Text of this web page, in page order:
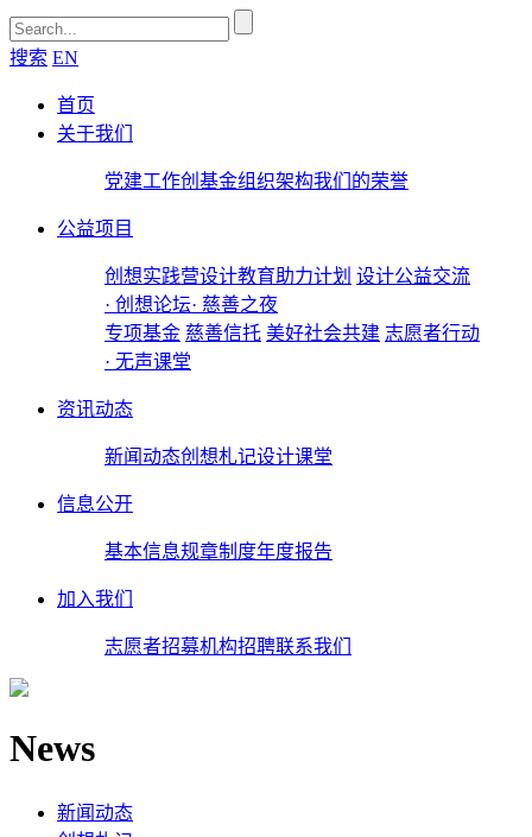
搜索 EN
首页
关于我们
党建工作创基金组织架构我们的荣誉
公益项目
创想实践营设计教育助力计划 设计公益交流
· 创想论坛· 慈善之夜
专项基金 慈善信托 美好社会共建 志愿者行动
· 无声课堂
资讯动态
新闻动态创想札记设计课堂
信息公开
基本信息规章制度年度报告
加入我们
志愿者招募机构招聘联系我们
News
新闻动态